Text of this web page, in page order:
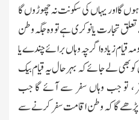
گا اور یہاں کی سکونت نہ چھوڑوں گا
تعلق تجارت یا نوکری ہے تو وہ جگہ وطن
قیام زیادہ اگر چہ وہاں برائے چندے یا
بھی لے جائے کہ بہر حال یہ قیام بیك
، تو جب وہاں سفر سے آئے گا جب
گا کہ وطن اقامت سفر کرنے سے